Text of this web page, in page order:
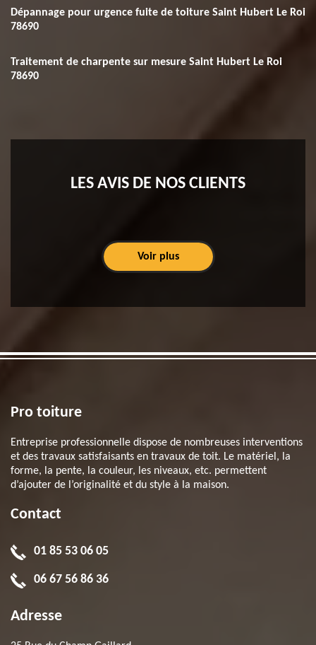
Dépannage pour urgence fuite de toiture Saint Hubert Le Roi
78690
Traitement de charpente sur mesure Saint Hubert Le Roi
78690
LES AVIS DE NOS CLIENTS
Voir plus
Pro toiture
Entreprise professionnelle dispose de nombreuses interventions
et des travaux satisfaisants en travaux de toit. Le matériel, la
forme, la pente, la couleur, les niveaux, etc. permettent
d’ajouter de l’originalité et du style à la maison.
Contact
01 85 53 06 05
06 67 56 86 36
Adresse